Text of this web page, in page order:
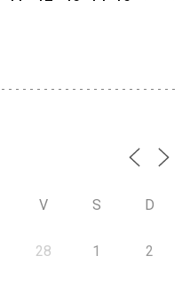
V S D
28 1 2